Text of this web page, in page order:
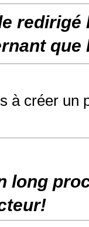
à créer un
long